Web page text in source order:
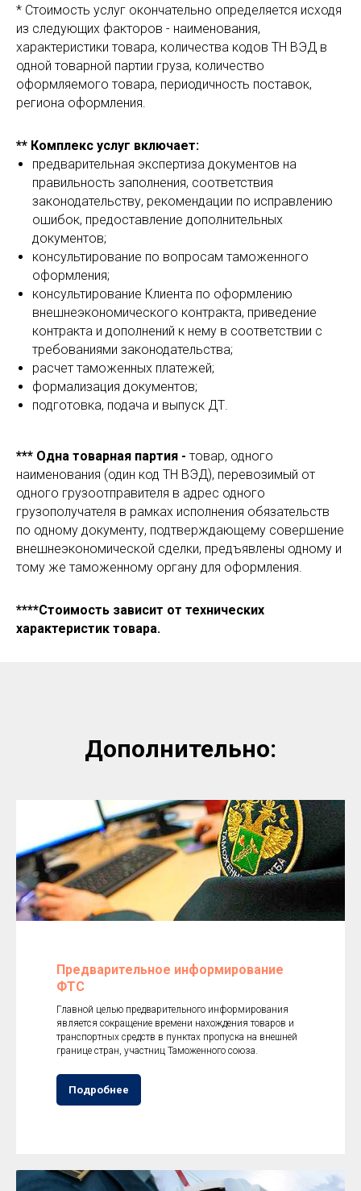
* Стоимость услуг окончательно определяется исходя
из следующих факторов - наименования,
характеристики товара, количества кодов ТН ВЭД в
одной товарной партии груза, количество
оформляемого товара, периодичность поставок,
региона оформления.
** Комплекс услуг включает:
предварительная экспертиза документов на
правильность заполнения, соответствия
законодательству, рекомендации по исправлению
ошибок, предоставление дополнительных
документов;
консультирование по вопросам таможенного
оформления;
консультирование Клиента по оформлению
внешнеэкономического контракта, приведение
контракта и дополнений к нему в соответствии с
требованиями законодательства;
расчет таможенных платежей;
формализация документов;
подготовка, подача и выпуск ДТ.
*** Одна товарная партия - товар, одного
наименования (один код ТН ВЭД), перевозимый от
одного грузоотправителя в адрес одного
грузополучателя в рамках исполнения обязательств
по одному документу, подтверждающему совершение
внешнеэкономической сделки, предъявлены одному и
тому же таможенному органу для оформления.
****Стоимость зависит от технических
характеристик товара.
Дополнительно:
Предварительное информирование
ФТС
Главной целью предварительного информирования
является сокращение времени нахождения товаров и
транспортных средств в пунктах пропуска на внешней
границе стран, участниц Таможенного союза.
Подробнее